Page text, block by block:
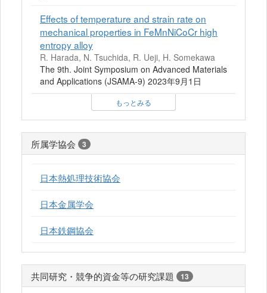
Effects of temperature and strain rate on
mechanical properties in FeMnNiCoCr high
entropy alloy
R. Harada, N. Tsuchida, R. Ueji, H. Somekawa
The 9th. Joint Symposium on Advanced Materials
and Applications (JSAMA-9) 2023年9月1日
もっとみる
所属学協会 3
日本熱処理技術協会
日本金属学会
日本鉄鋼協会
共同研究・競争的資金等の研究課題 13